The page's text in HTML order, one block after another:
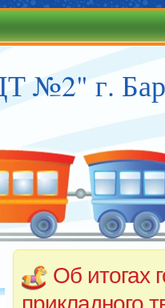
№2" г.
Об итогах